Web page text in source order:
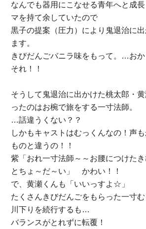
なんでも器用にこなせる青年へと成
マを持て余していたので
黒子の提案（圧力）により鬼退治に
ます。
きびだんごバニラ味をもって。…おか
それ！！
そうして鬼退治に出かけた桃太郎・
ったのはお椀で旅をする一寸法師。
…話違うくない？？
しかもキャストはむっくんなの！声
ものと違うの！！
紫「おれ一寸法師～～お腰につけた
とちょ～だ～い」 かわい！！
で、黄瀬くんも「いいっすよ☆」
たくさんきびだんごをもらった一寸
川下りを続行するも…
バランスがとれずに転覆！